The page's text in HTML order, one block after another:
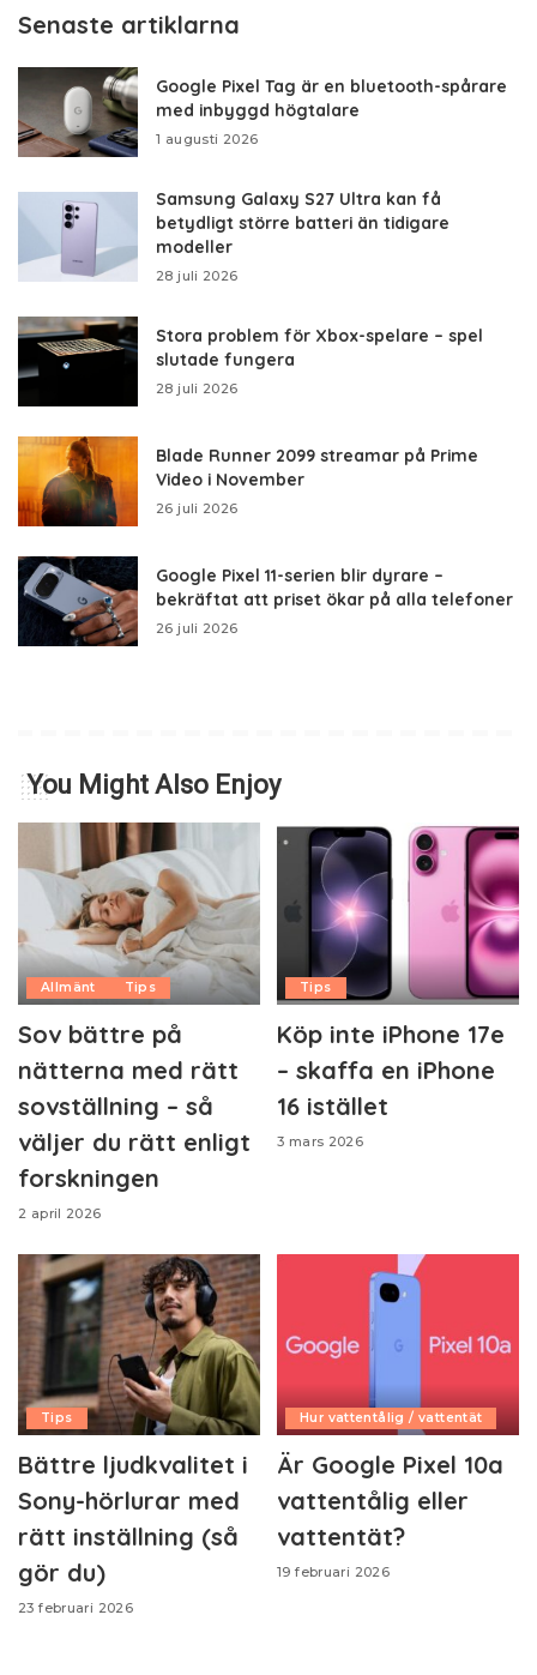
Senaste artiklarna
Google Pixel Tag är en bluetooth-spårare
med inbyggd högtalare
1 augusti 2026
Samsung Galaxy S27 Ultra kan få
betydligt större batteri än tidigare
modeller
28 juli 2026
Stora problem för Xbox-spelare – spel
slutade fungera
28 juli 2026
Blade Runner 2099 streamar på Prime
Video i November
26 juli 2026
Google Pixel 11-serien blir dyrare –
bekräftat att priset ökar på alla telefoner
26 juli 2026
You Might Also Enjoy
Allmänt Tips
Sov bättre på
nätterna med rätt
sovställning – så
väljer du rätt enligt
forskningen
2 april 2026
Tips
Köp inte iPhone 17e
– skaffa en iPhone
16 istället
3 mars 2026
Tips
Bättre ljudkvalitet i
Sony-hörlurar med
rätt inställning (så
gör du)
23 februari 2026
Hur vattentålig / vattentät
Är Google Pixel 10a
vattentålig eller
vattentät?
19 februari 2026